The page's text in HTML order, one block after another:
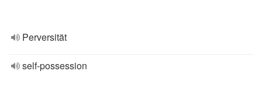
Perversität
self-possession